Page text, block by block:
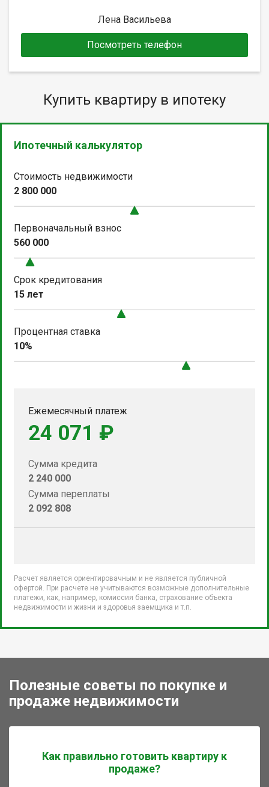
Лена Васильева
Посмотреть телефон
Купить квартиру в ипотеку
Ипотечный калькулятор
Стоимость недвижимости
2 800 000
Первоначальный взнос
560 000
Срок кредитования
15 лет
Процентная ставка
10%
Ежемесячный платеж
24 071 ₽
Сумма кредита
2 240 000
Сумма переплаты
2 092 808
Расчет является ориентировачным и не является публичной
офертой. При расчете не учитываются возможные дополнительные
платежи, как, например, комиссия банка, страхование объекта
недвижимости и жизни и здоровья заемщика и т.п.
Полезные советы по покупке и
продаже недвижимости
Как правильно готовить квартиру к
продаже?